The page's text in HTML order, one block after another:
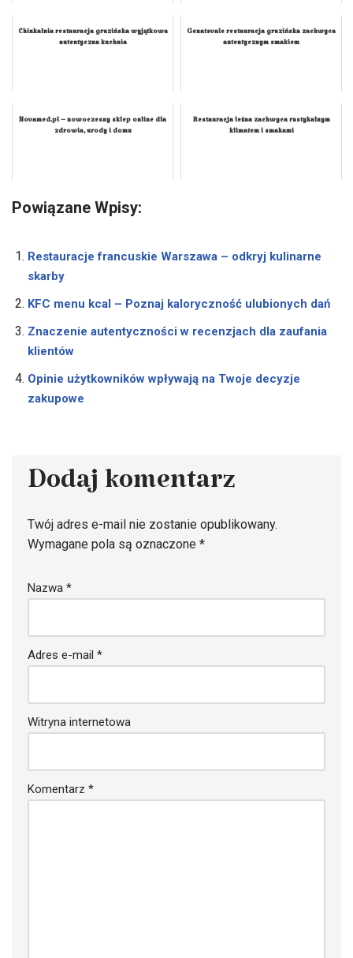
Chinkalnia restauracja gruzińska wyjątkowa
autentyczna kuchnia
Genatsvale restauracja gruzińska zachwyca
autentycznym smakiem
Novamed.pl – nowoczesny sklep online dla
zdrowia, urody i domu
Restauracja leśna zachwyca rustykalnym
klimatem i smakami
Powiązane Wpisy:
Restauracje francuskie Warszawa – odkryj kulinarne
skarby
KFC menu kcal – Poznaj kaloryczność ulubionych dań
Znaczenie autentyczności w recenzjach dla zaufania
klientów
Opinie użytkowników wpływają na Twoje decyzje
zakupowe
Dodaj komentarz
Twój adres e-mail nie zostanie opublikowany.
Wymagane pola są oznaczone *
Nazwa *
Adres e-mail *
Witryna internetowa
Komentarz *